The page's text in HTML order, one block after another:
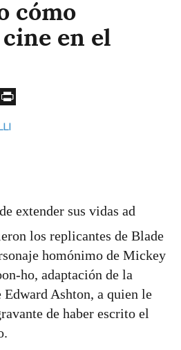
cómo
en el
extender sus vidas ad
los replicantes de Blade
homónimo de Mickey
ho, adaptación de la
Edward Ashton, a quien le
de haber escrito el